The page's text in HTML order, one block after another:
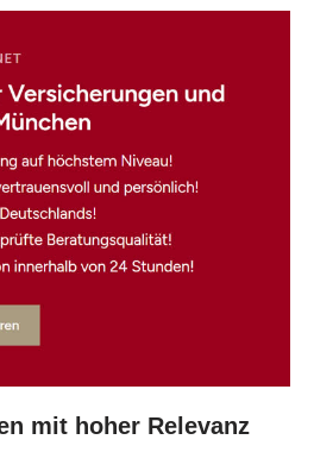
mit hoher Relevanz